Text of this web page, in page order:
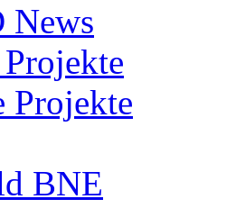
News
Projekte
BNE